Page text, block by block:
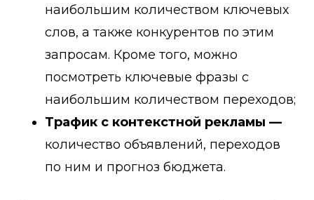
наибольшим количеством ключевых
слов, а также конкурентов по этим
запросам. Кроме того, можно
посмотреть ключевые фразы с
наибольшим количеством переходов;
Трафик с контекстной рекламы —
количество объявлений, переходов
по ним и прогноз бюджета.